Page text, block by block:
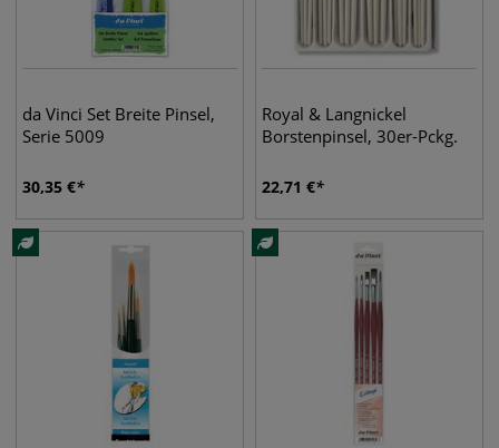
da Vinci Set Breite Pinsel,
Serie 5009
30,35 €
Royal & Langnickel
Borstenpinsel, 30er-Pckg.
22,71 €